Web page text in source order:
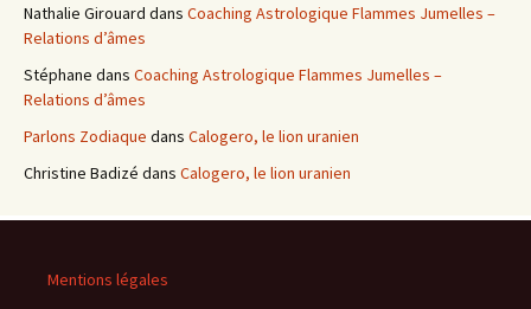
Nathalie Girouard dans Coaching Astrologique Flammes Jumelles –
Relations d’âmes
Stéphane dans Coaching Astrologique Flammes Jumelles –
Relations d’âmes
Parlons Zodiaque dans Calogero, le lion uranien
Christine Badizé dans Calogero, le lion uranien
Mentions légales